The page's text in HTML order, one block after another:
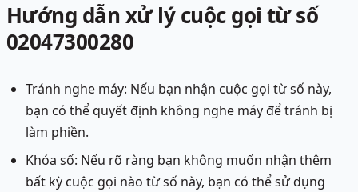
Hướng dẫn xử lý cuộc gọi từ số
02047300280
Tránh nghe máy: Nếu bạn nhận cuộc gọi từ số này,
bạn có thể quyết định không nghe máy để tránh bị
làm phiền.
Khóa số: Nếu rõ ràng bạn không muốn nhận thêm
bất kỳ cuộc gọi nào từ số này, bạn có thể sử dụng